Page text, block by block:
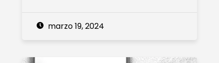
marzo 19, 2024